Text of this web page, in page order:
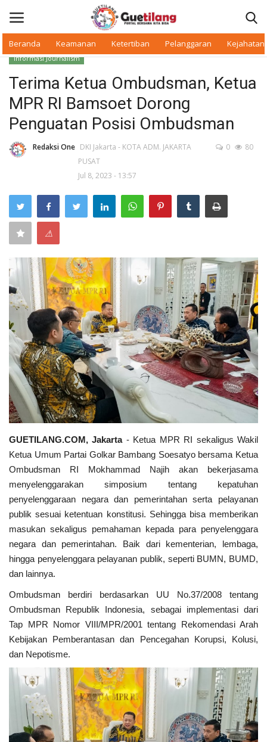
Beranda Keamanan Ketertiban Pelanggaran Kejahatan
Beranda
Daerah
Warkop Digital
Pelanggaran
Ketertiban
Keamanan
Kejahatan
Cybers Event
UMKM & Ekonomi Kreatif
Pekerja Migran Indonesia
Ekonomi
Pendidikan
Informasi Journalism
Olahraga
Kesehatan
Layanan Publik
Perempuan/Anak
Informasi Journalism
Terima Ketua Ombudsman, Ketua
MPR RI Bamsoet Dorong
Penguatan Posisi Ombudsman
Redaksi One DKI Jakarta - KOTA ADM. JAKARTA
PUSAT
Jul 8, 2023 - 13:57
0 80
⚠
GUETILANG.COM, Jakarta- Ketua MPR RI sekaligus Wakil
Ketua Umum Partai Golkar Bambang Soesatyo bersama Ketua
Ombudsman RI Mokhammad Najih akan bekerjasama
menyelenggarakan simposium tentang kepatuhan
penyelenggaraan negara dan pemerintahan serta pelayanan
publik sesuai ketentuan konstitusi. Sehingga bisa memberikan
masukan sekaligus pemahaman kepada para penyelenggara
negara dan pemerintahan. Baik dari kementerian, lembaga,
hingga penyelenggara pelayanan publik, seperti BUMN, BUMD,
dan lainnya.
Ombudsman berdiri berdasarkan UU No.37/2008 tentang
Ombudsman Republik Indonesia, sebagai implementasi dari
Tap MPR Nomor VIII/MPR/2001 tentang Rekomendasi Arah
Kebijakan Pemberantasan dan Pencegahan Korupsi, Kolusi,
dan Nepotisme.